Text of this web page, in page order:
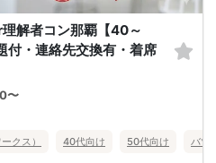
解者コン那覇【40～
・連絡先交換有・着席
〜
クス） 40代向け 50代向け バツ